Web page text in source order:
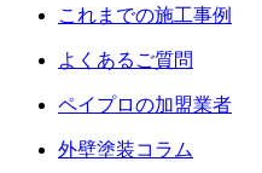
これまでの施工事例
よくあるご質問
ペイプロの加盟業者
外壁塗装コラム